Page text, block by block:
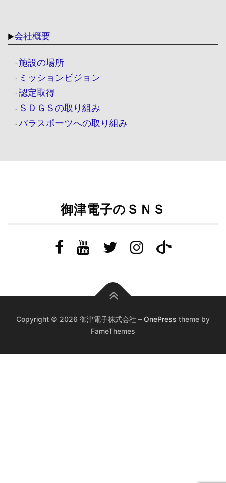
▶会社概要
・ 施設の場所
・ ミッションビジョン
・ 認定取得
・ ＳＤＧＳの取り組み
・ パラスポーツへの取り組み
御津電子のＳＮＳ
Copyright © 2026 御津電子株式会社 – OnePress theme by
FameThemes